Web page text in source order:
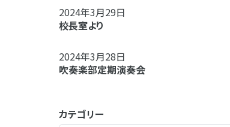
2024年3月29日
校長室より
2024年3月28日
吹奏楽部定期演奏会
カテゴリー